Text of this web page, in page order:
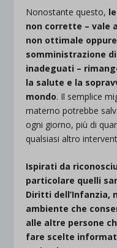
Nonostante questo, le
non corrette – vale
non ottimale
somministrazione
inadeguati –
la salute e la
mondo. Il semplice
materno potrebbe
ogni giorno, più di
qualsiasi altro
Ispirati da
particolare quelli
Diritti dell’Infanzia,
ambiente che
alle altre persone
fare scelte